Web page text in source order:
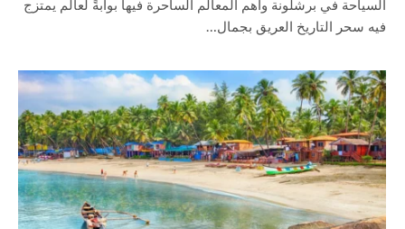
السياحة في برشلونة وأهم المعالم الساحرة فيها بوابةً لعالم يمتزج
فيه سحر التاريخ العريق بجمال…